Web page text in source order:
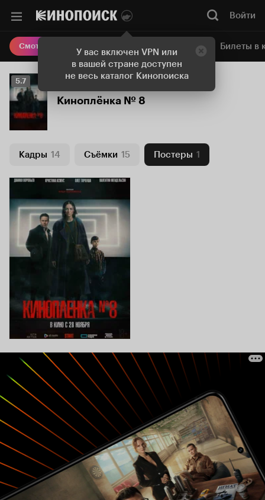
У вас включен VPN или
в вашей стране доступен
не весь каталог Кинопоиска
Войти
Смотреть кино Онлайн-кинотеатр Билеты в
Рейтинг
Кинопоиска
5.7
5.7
Киноплёнка № 8
Кадры 14 Съёмки 15 Постеры 1